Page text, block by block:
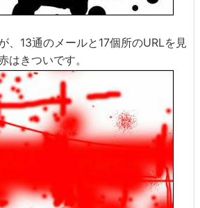
、13通のメールと17個所のURLを見
はきついです。